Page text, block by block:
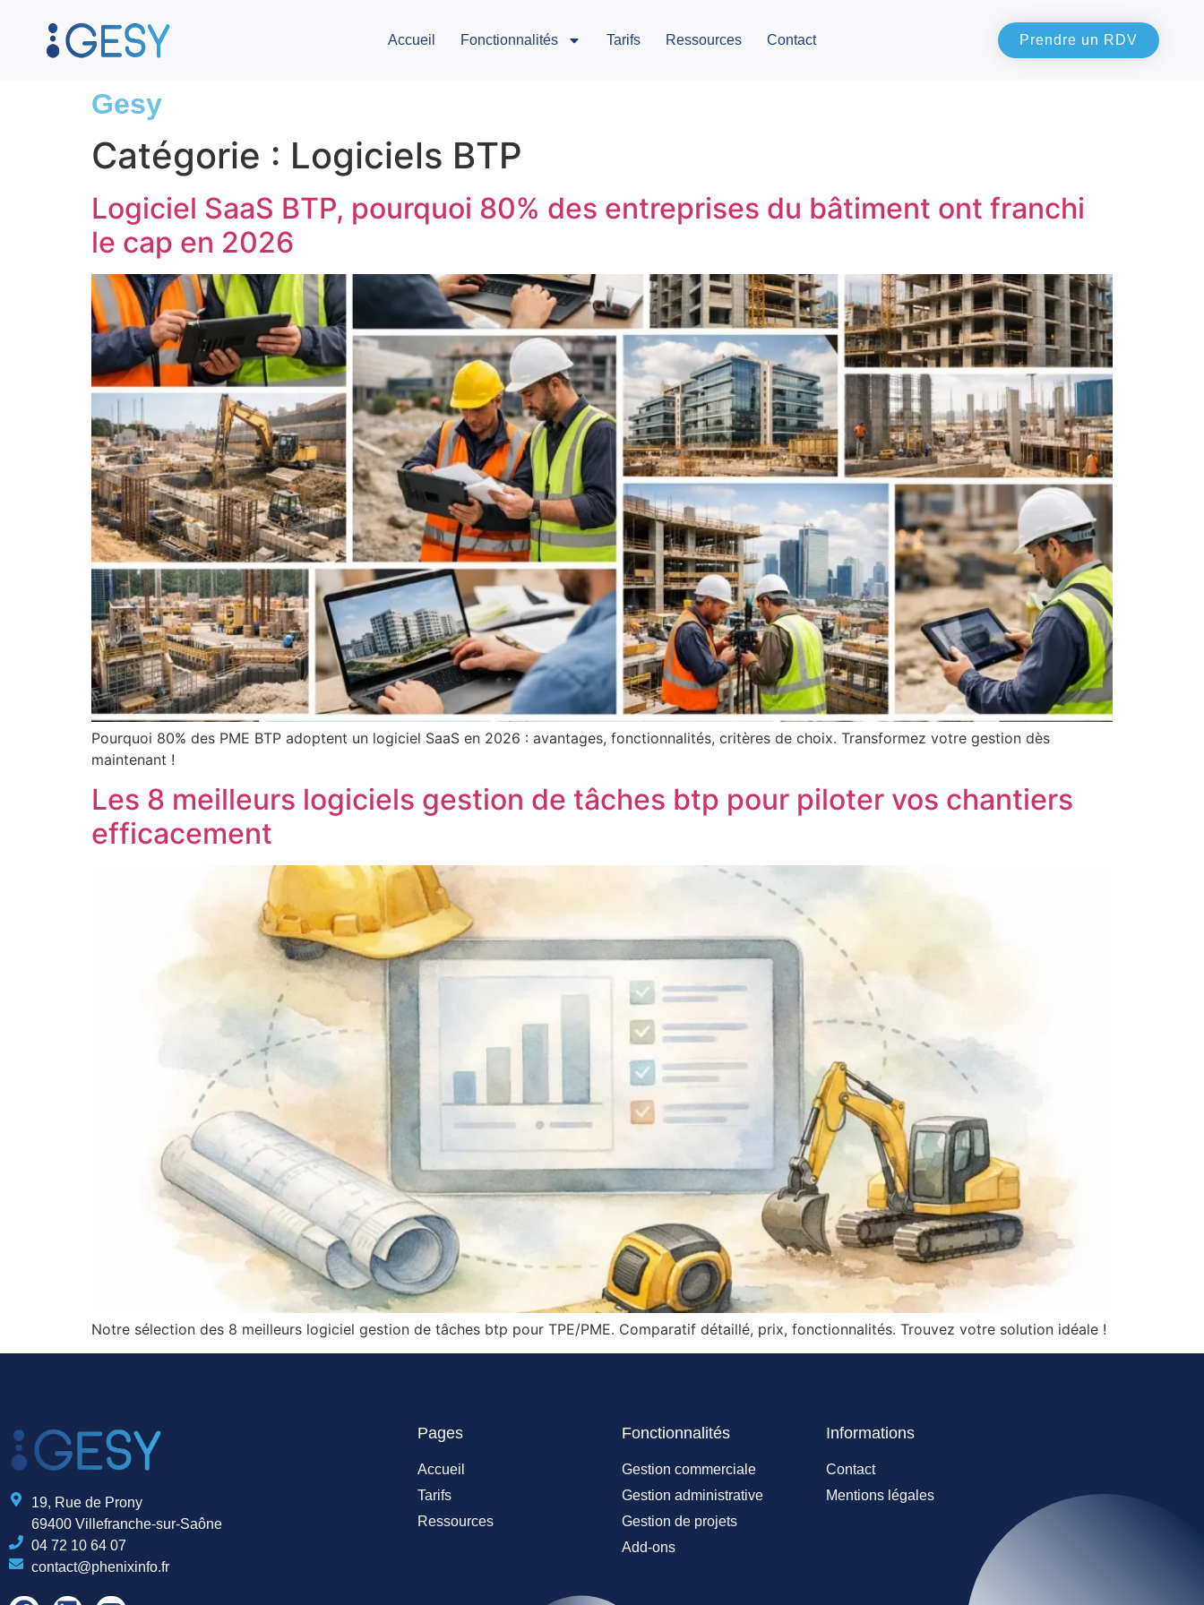
Accueil Fonctionnalités Tarifs Ressources Contact Prendre un RDV
Gesy
Catégorie : Logiciels BTP
Logiciel SaaS BTP, pourquoi 80% des entreprises du bâtiment ont franchi
le cap en 2026
Pourquoi 80% des PME BTP adoptent un logiciel SaaS en 2026 : avantages, fonctionnalités, critères de choix. Transformez votre gestion dès
maintenant !
Les 8 meilleurs logiciels gestion de tâches btp pour piloter vos chantiers
efficacement
Notre sélection des 8 meilleurs logiciel gestion de tâches btp pour TPE/PME. Comparatif détaillé, prix, fonctionnalités. Trouvez votre solution idéale !
19, Rue de Prony
69400 Villefranche-sur-Saône
04 72 10 64 07
contact@phenixinfo.fr
Pages
Accueil
Tarifs
Ressources
Fonctionnalités
Gestion commerciale
Gestion administrative
Gestion de projets
Add-ons
Informations
Contact
Mentions légales